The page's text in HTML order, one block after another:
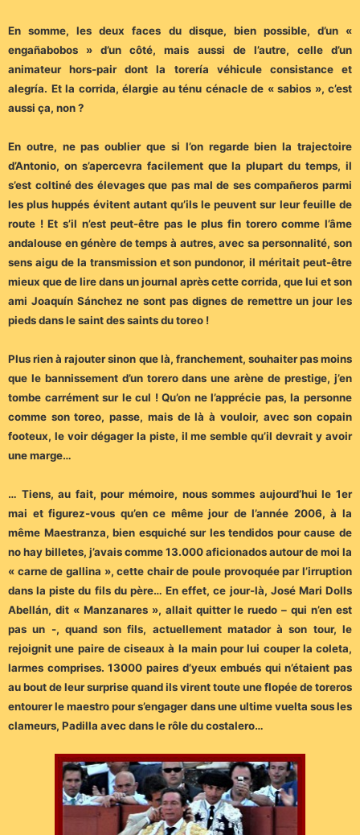
En somme, les deux faces du disque, bien possible, d’un «
engañabobos » d’un côté, mais aussi de l’autre, celle d’un
animateur hors-pair dont la torería véhicule consistance et
alegría. Et la corrida, élargie au ténu cénacle de « sabios », c’est
aussi ça, non ?
En outre, ne pas oublier que si l’on regarde bien la trajectoire
d’Antonio, on s’apercevra facilement que la plupart du temps, il
s’est coltiné des élevages que pas mal de ses compañeros parmi
les plus huppés évitent autant qu’ils le peuvent sur leur feuille de
route ! Et s’il n’est peut-être pas le plus fin torero comme l’âme
andalouse en génère de temps à autres, avec sa personnalité, son
sens aigu de la transmission et son pundonor, il méritait peut-être
mieux que de lire dans un journal après cette corrida, que lui et son
ami Joaquín Sánchez ne sont pas dignes de remettre un jour les
pieds dans le saint des saints du toreo !
Plus rien à rajouter sinon que là, franchement, souhaiter pas moins
que le bannissement d’un torero dans une arène de prestige, j’en
tombe carrément sur le cul ! Qu’on ne l’apprécie pas, la personne
comme son toreo, passe, mais de là à vouloir, avec son copain
footeux, le voir dégager la piste, il me semble qu’il devrait y avoir
une marge…
… Tiens, au fait, pour mémoire, nous sommes aujourd’hui le 1er
mai et figurez-vous qu’en ce même jour de l’année 2006, à la
même Maestranza, bien esquiché sur les tendidos pour cause de
no hay billetes, j’avais comme 13.000 aficionados autour de moi la
« carne de gallina », cette chair de poule provoquée par l’irruption
dans la piste du fils du père… En effet, ce jour-là, José Mari Dolls
Abellán, dit « Manzanares », allait quitter le ruedo – qui n’en est
pas un -, quand son fils, actuellement matador à son tour, le
rejoignit une paire de ciseaux à la main pour lui couper la coleta,
larmes comprises. 13000 paires d’yeux embués qui n’étaient pas
au bout de leur surprise quand ils virent toute une flopée de toreros
entourer le maestro pour s’engager dans une ultime vuelta sous les
clameurs, Padilla avec dans le rôle du costalero…